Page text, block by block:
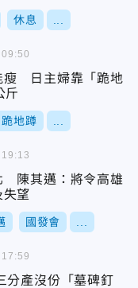
休息
瘦 日主婦靠「跪地
斤
跪地蹲
陳其邁：將令高雄
失望
國發會
分產沒份「墓碑釘